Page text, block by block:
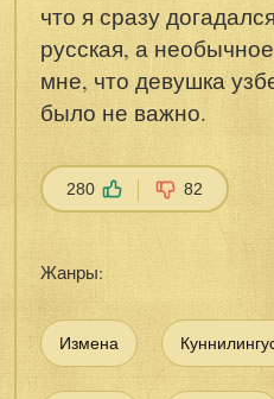
что я сразу
русская, а
мне, что девушка
было не важно.
280 82
Жанры:
Измена